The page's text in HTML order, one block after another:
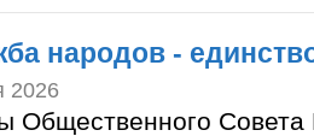
народов -
2026
Общественного Совета